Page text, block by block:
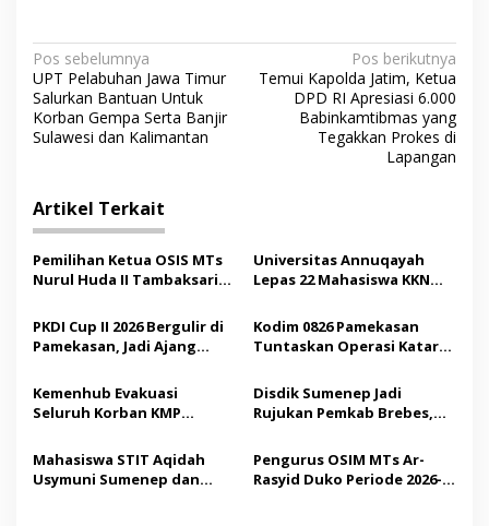
N
a
v
i
a
s
i
o
Pos sebelumnya
UPT Pelabuhan Jawa Timur
Salurkan Bantuan Untuk
Korban Gempa Serta Banjir
Sulawesi dan Kalimantan
Pos berikutnya
Temui Kapolda Jatim, Ketua
DPD RI Apresiasi 6.000
Babinkamtibmas yang
Tegakkan Prokes di
Lapangan
Artikel Terkait
Pemilihan Ketua OSIS MTs
Nurul Huda II Tambaksari
Demokrasi bagi Siswa
Universitas Annuqayah
Lepas 22 Mahasiswa KKN
Saudi
PKDI Cup II 2026 Bergulir di
Pamekasan, Jadi Ajang
Madura
Kodim 0826 Pamekasan
Tuntaskan Operasi Katarak
Tindakan Medis
Kemenhub Evakuasi
Seluruh Korban KMP
Operator Diaudit
Disdik Sumenep Jadi
Rujukan Pemkab Brebes,
Pendidikan Berbasis
Budaya
Mahasiswa STIT Aqidah
Usymuni Sumenep dan
Pengurus OSIM MTs Ar-
Rasyid Duko Periode 2026-